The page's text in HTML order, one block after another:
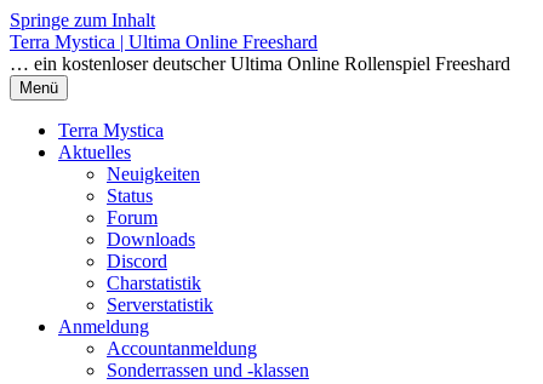
Springe zum Inhalt
Terra Mystica | Ultima Online Freeshard
… ein kostenloser deutscher Ultima Online Rollenspiel Freeshard
Menü
Terra Mystica
Aktuelles
Neuigkeiten
Status
Forum
Downloads
Discord
Charstatistik
Serverstatistik
Anmeldung
Accountanmeldung
Sonderrassen und -klassen